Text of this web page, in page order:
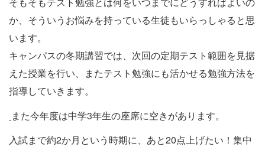
か、そういうお悩みを持っている生徒もいらっしゃると思
います。
キャンパスの冬期講習では、次回の定期テスト範囲を見据
えた授業を行い、またテスト勉強にも活かせる勉強方法を
指導していきます。
また今年度は中学3年生の座席に空きがあります。
入試まで約2か月という時期に、あと20点上げたい！集中